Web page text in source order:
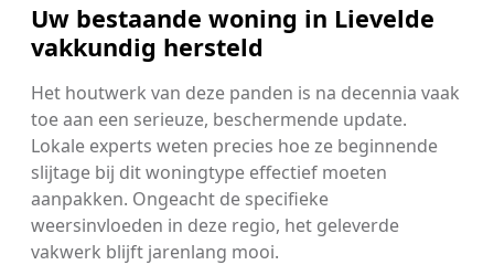
Uw bestaande woning in Lievelde
vakkundig hersteld
Het houtwerk van deze panden is na decennia vaak
toe aan een serieuze, beschermende update.
Lokale experts weten precies hoe ze beginnende
slijtage bij dit woningtype effectief moeten
aanpakken. Ongeacht de specifieke
weersinvloeden in deze regio, het geleverde
vakwerk blijft jarenlang mooi.